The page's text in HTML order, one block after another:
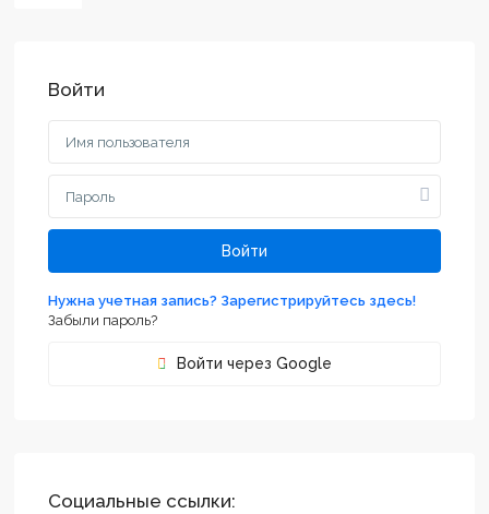
Войти
Войти
Нужна учетная запись? Зарегистрируйтесь здесь!
Забыли пароль?
Войти через Google
Социальные ссылки: